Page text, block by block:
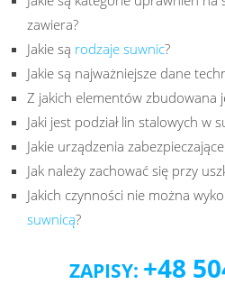
zawiera?
Jakie są rodzaje suwnic?
Jakie są najważniejsze dane
Z jakich elementów zbudowana
Jaki jest podział lin stalowych w
Jakie urządzenia
Jak należy zachować się przy
Jakich czynności nie można
suwnicą?
ZAPISY: +48